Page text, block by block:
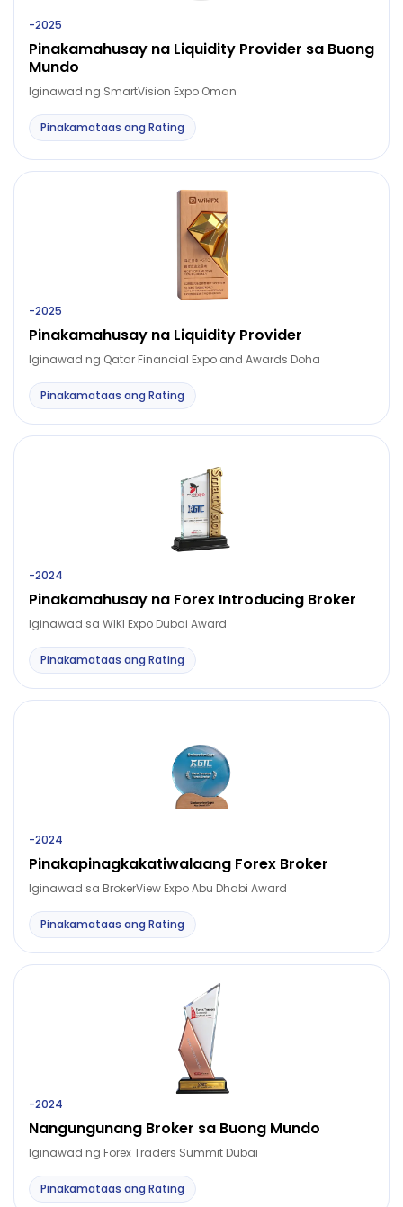
-2025
Pinakamahusay na Liquidity Provider sa Buong
Mundo
Iginawad ng SmartVision Expo Oman
Pinakamataas ang Rating
-2025
Pinakamahusay na Liquidity Provider
Iginawad ng Qatar Financial Expo and Awards Doha
Pinakamataas ang Rating
-2024
Pinakamahusay na Forex Introducing Broker
Iginawad sa WIKI Expo Dubai Award
Pinakamataas ang Rating
-2024
Pinakapinagkakatiwalaang Forex Broker
Iginawad sa BrokerView Expo Abu Dhabi Award
Pinakamataas ang Rating
-2024
Nangungunang Broker sa Buong Mundo
Iginawad ng Forex Traders Summit Dubai
Pinakamataas ang Rating